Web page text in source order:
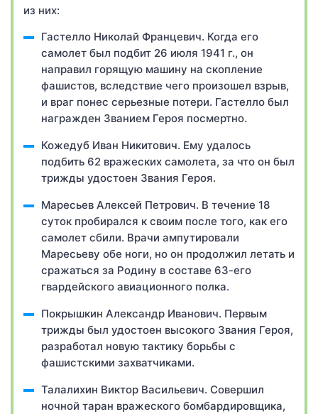
из них:
Гастелло Николай Францевич. Когда его
самолет был подбит 26 июля 1941 г., он
направил горящую машину на скопление
фашистов, вследствие чего произошел взрыв,
и враг понес серьезные потери. Гастелло был
награжден Званием Героя посмертно.
Кожедуб Иван Никитович. Ему удалось
подбить 62 вражеских самолета, за что он был
трижды удостоен Звания Героя.
Маресьев Алексей Петрович. В течение 18
суток пробирался к своим после того, как его
самолет сбили. Врачи ампутировали
Маресьеву обе ноги, но он продолжил летать и
сражаться за Родину в составе 63-его
гвардейского авиационного полка.
Покрышкин Александр Иванович. Первым
трижды был удостоен высокого Звания Героя,
разработал новую тактику борьбы с
фашистскими захватчиками.
Талалихин Виктор Васильевич. Совершил
ночной таран вражеского бомбардировщика,